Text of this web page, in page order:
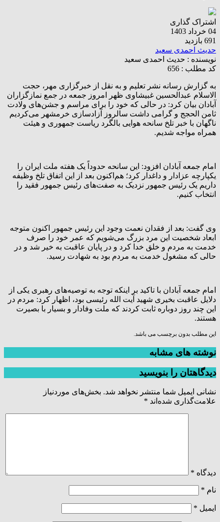
اشتراک گذاری
04 خرداد 1403
691 بازدید
حدیث احمدی سعید
نویسنده : حدیث احمدی سعید
کد مطلب : 656
به گزارش رسانه نشر تعلیم و به نقل از خبرگزاری مهر، حجت
الاسلام عبدالحسین غبیشاوی ظهر امروز جمعه در جمع نمازگزاران
آبادان بیان کرد: در حالی که خود را برای مراسم و جشن‌های ولادت
ثامن الحجج و گرامی داشت سالروز آزادسازی خرمشهر می‌کردیم
ناگهان با خبر تلخ سانحه هوایی بالگرد ریاست جمهوری و هیئت
همراه مواجه شدیم.
امام جمعه آبادان افزود: این سانحه حدوداً یک هفته ملت ایران را
یکپارچه عزادار و داغدار کرد؛ هم‌اکنون بعد از این اتفاق تلخ وظیفه
داریم یک رئیس جمهور نزدیک به صفت‌های رئیس جمهور فقید را
انتخاب کنیم.
وی گفت: بعد از فقدان نعمت وجود این رئیس جمهور اکنون متوجه
ابعاد شخصیت این مرد بزرگ می‌شویم که عمر خود را صرف
خدمت به مردم و خلق خدا کرد و در پایان عاقبت به خیر شد و در
حالی که مشغول خدمت به مردم بود به شهادت رسید.
امام جمعه آبادان با تاکید بر اینکه توجه به توصیه‌های رهبری یکی از
دلایل عاقبت بخیری شهید آیت الله رئیسی بود، اظهار کرد: مردم در
این چند روز دوباره ثابت کردند که ملت وفادار و بسیار با بصیرت
هستند.
این مطلب بدون برچسب می باشد.
نوشته های مشابه
دیدگاهتان را بنویسید
نشانی ایمیل شما منتشر نخواهد شد. بخش‌های موردنیاز
علامت‌گذاری شده‌اند *
دیدگاه *
نام *
ایمیل *